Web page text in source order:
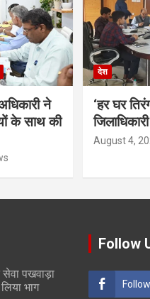
ने
के साथ की
देश
‘हर घर
August 4,
पखवाड़ा
भाग
Follow